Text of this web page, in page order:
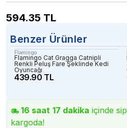
594.35 TL
Benzer Ürünler
Flamingo
Flamingo Cat Gragga Catnipli
Renkli Peluş Fare Şeklinde Kedi
Oyuncağı
439.90 TL
16 saat 17 dakika içinde
kargoda!